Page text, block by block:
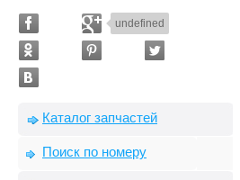
undefined
Каталог запчастей
Поиск по номеру